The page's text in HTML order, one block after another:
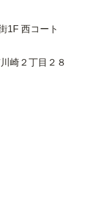
1F 西コート
崎２丁目２８